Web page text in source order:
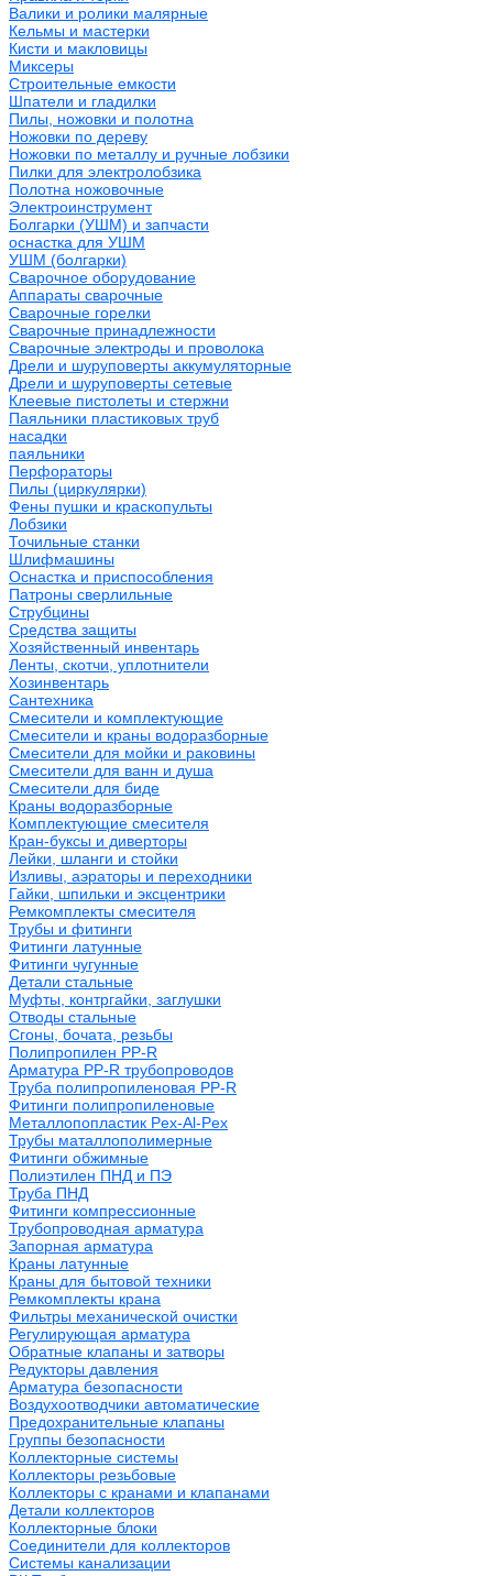
Валики и ролики малярные
Кельмы и мастерки
Кисти и макловицы
Миксеры
Строительные емкости
Шпатели и гладилки
Пилы, ножовки и полотна
Ножовки по дереву
Ножовки по металлу и ручные лобзики
Пилки для электролобзика
Полотна ножовочные
Электроинструмент
Болгарки (УШМ) и запчасти
оснастка для УШМ
УШМ (болгарки)
Сварочное оборудование
Аппараты сварочные
Сварочные горелки
Сварочные принадлежности
Сварочные электроды и проволока
Дрели и шуруповерты аккумуляторные
Дрели и шуруповерты сетевые
Клеевые пистолеты и стержни
Паяльники пластиковых труб
насадки
паяльники
Перфораторы
Пилы (циркулярки)
Фены пушки и краскопульты
Лобзики
Точильные станки
Шлифмашины
Оснастка и приспособления
Патроны сверлильные
Струбцины
Средства защиты
Хозяйственный инвентарь
Ленты, скотчи, уплотнители
Хозинвентарь
Сантехника
Смесители и комплектующие
Смесители и краны водоразборные
Смесители для мойки и раковины
Смесители для ванн и душа
Смесители для биде
Краны водоразборные
Комплектующие смесителя
Кран-буксы и диверторы
Лейки, шланги и стойки
Изливы, аэраторы и переходники
Гайки, шпильки и эксцентрики
Ремкомплекты смесителя
Трубы и фитинги
Фитинги латунные
Фитинги чугунные
Детали стальные
Муфты, контргайки, заглушки
Отводы стальные
Сгоны, бочата, резьбы
Полипропилен PP-R
Арматура PP-R трубопроводов
Труба полипропиленовая PP-R
Фитинги полипропиленовые
Металлопопластик Pex-Al-Pex
Трубы маталлополимерные
Фитинги обжимные
Полиэтилен ПНД и ПЭ
Труба ПНД
Фитинги компрессионные
Трубопроводная арматура
Запорная арматура
Краны латунные
Краны для бытовой техники
Ремкомплекты крана
Фильтры механической очистки
Регулирующая арматура
Обратные клапаны и затворы
Редукторы давления
Арматура безопасности
Воздухоотводчики автоматические
Предохранительные клапаны
Группы безопасности
Коллекторные системы
Коллекторы резьбовые
Коллекторы с кранами и клапанами
Детали коллекторов
Коллекторные блоки
Соединители для коллекторов
Системы канализации